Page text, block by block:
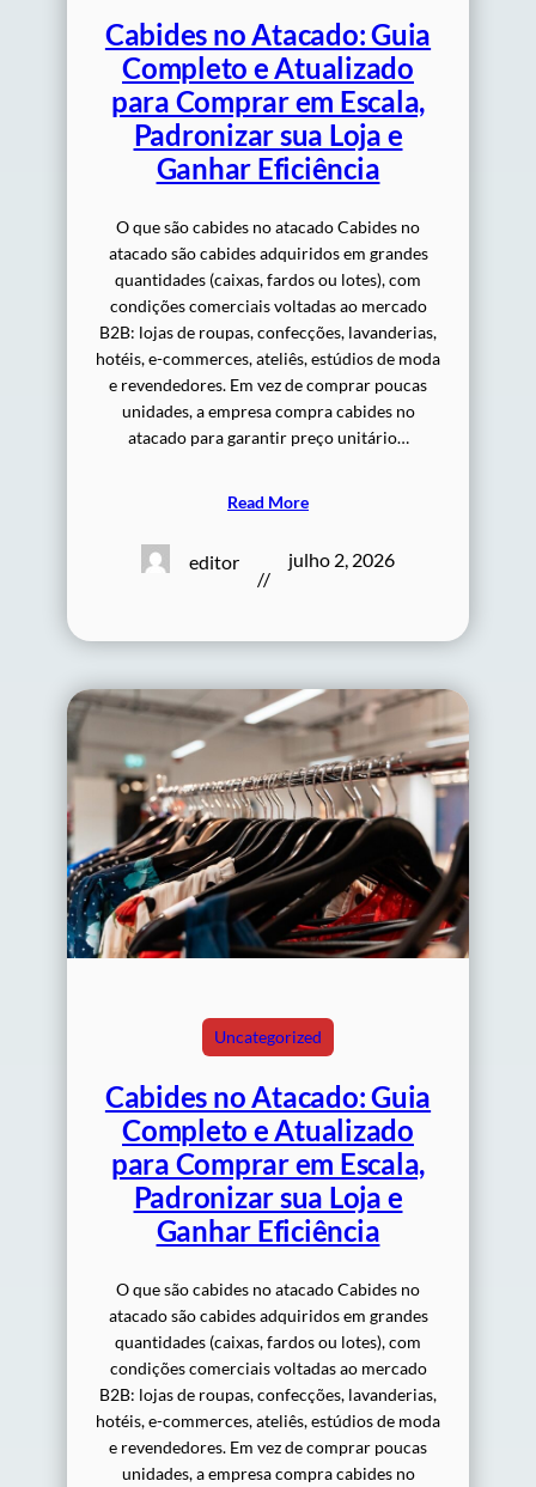
Cabides no Atacado: Guia
Completo e Atualizado
para Comprar em Escala,
Padronizar sua Loja e
Ganhar Eficiência
O que são cabides no atacado Cabides no
atacado são cabides adquiridos em grandes
quantidades (caixas, fardos ou lotes), com
condições comerciais voltadas ao mercado
B2B: lojas de roupas, confecções, lavanderias,
hotéis, e-commerces, ateliês, estúdios de moda
e revendedores. Em vez de comprar poucas
unidades, a empresa compra cabides no
atacado para garantir preço unitário…
Read More
editor
//
julho 2, 2026
Uncategorized
Cabides no Atacado: Guia
Completo e Atualizado
para Comprar em Escala,
Padronizar sua Loja e
Ganhar Eficiência
O que são cabides no atacado Cabides no
atacado são cabides adquiridos em grandes
quantidades (caixas, fardos ou lotes), com
condições comerciais voltadas ao mercado
B2B: lojas de roupas, confecções, lavanderias,
hotéis, e-commerces, ateliês, estúdios de moda
e revendedores. Em vez de comprar poucas
unidades, a empresa compra cabides no